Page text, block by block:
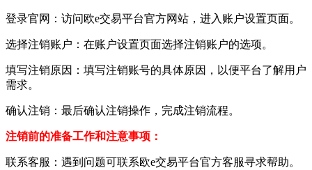
登录官网：访问欧e交易平台官方网站，进入账户设置页面。
选择注销账户：在账户设置页面选择注销账户的选项。
填写注销原因：填写注销账号的具体原因，以便平台了解用户
需求。
确认注销：最后确认注销操作，完成注销流程。
注销前的准备工作和注意事项：
联系客服：遇到问题可联系欧e交易平台官方客服寻求帮助。